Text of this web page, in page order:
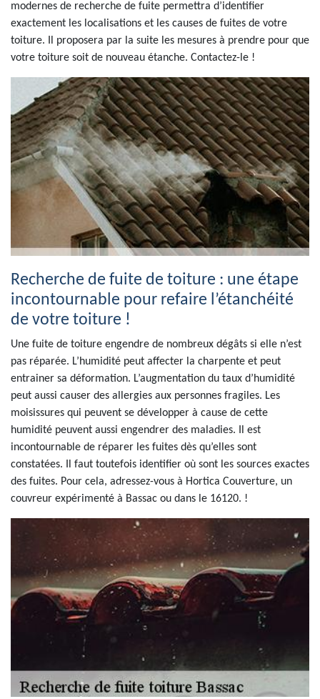
modernes de recherche de fuite permettra d’identifier
exactement les localisations et les causes de fuites de votre
toiture. Il proposera par la suite les mesures à prendre pour que
votre toiture soit de nouveau étanche. Contactez-le !
Recherche de fuite de toiture : une étape
incontournable pour refaire l’étanchéité
de votre toiture !
Une fuite de toiture engendre de nombreux dégâts si elle n’est
pas réparée. L’humidité peut affecter la charpente et peut
entrainer sa déformation. L’augmentation du taux d’humidité
peut aussi causer des allergies aux personnes fragiles. Les
moisissures qui peuvent se développer à cause de cette
humidité peuvent aussi engendrer des maladies. Il est
incontournable de réparer les fuites dès qu’elles sont
constatées. Il faut toutefois identifier où sont les sources exactes
des fuites. Pour cela, adressez-vous à Hortica Couverture, un
couvreur expérimenté à Bassac ou dans le 16120. !